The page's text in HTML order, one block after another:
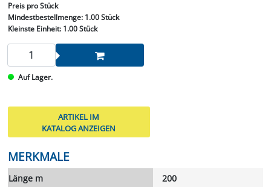
Preis pro Stück
Mindestbestellmenge: 1.00 Stück
Kleinste Einheit:1.00 Stück
Auf Lager.
ARTIKEL IM
KATALOG ANZEIGEN
MERKMALE
Länge m 200